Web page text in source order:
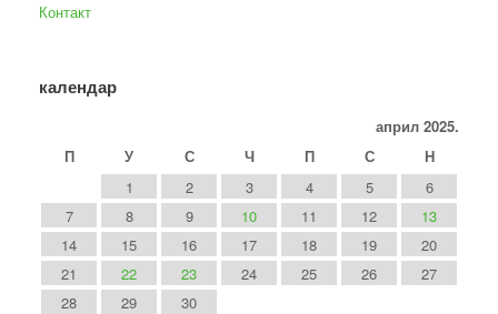
Контакт
календар
април 2025.
П
У С Ч П С
Н
1
2 3 4 5
6
7
8 9 10 11 12
13
14
15 16 17 18 19
20
21
22 23 24 25 26
27
28
29
30